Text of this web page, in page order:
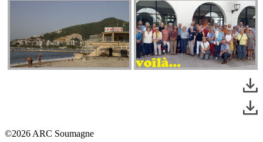
©2026 ARC Soumagne